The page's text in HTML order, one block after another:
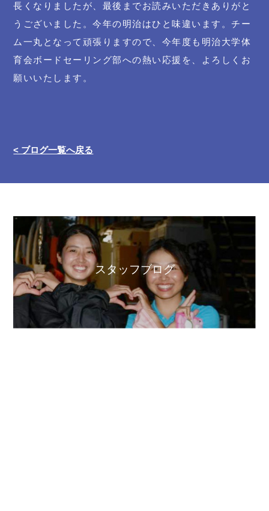
長くなりましたが、最後までお読みいただきありがと
うございました。今年の明治はひと味違います。チー
ム一丸となって頑張りますので、今年度も明治大学体
育会ボードセーリング部への熱い応援を、よろしくお
願いいたします。
< ブログ一覧へ戻る
スタッフブログ